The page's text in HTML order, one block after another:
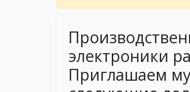
электроники
Приглашаем